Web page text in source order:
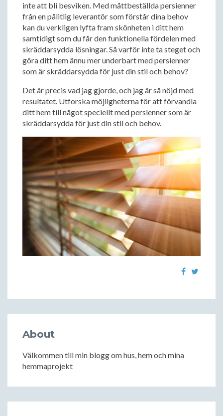
inte att bli besviken. Med måttbeställda persienner
från en pålitlig leverantör som förstår dina behov
kan du verkligen lyfta fram skönheten i ditt hem
samtidigt som du får den funktionella fördelen med
skräddarsydda lösningar. Så varför inte ta steget och
göra ditt hem ännu mer underbart med persienner
som är skräddarsydda för just din stil och behov?
Det är precis vad jag gjorde, och jag är så nöjd med
resultatet. Utforska möjligheterna för att förvandla
ditt hem till något speciellt med persienner som är
skräddarsydda för just din stil och behov.
About
Välkommen till min blogg om hus, hem och mina
hemmaprojekt